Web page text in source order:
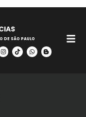
DE SÃO PAULO